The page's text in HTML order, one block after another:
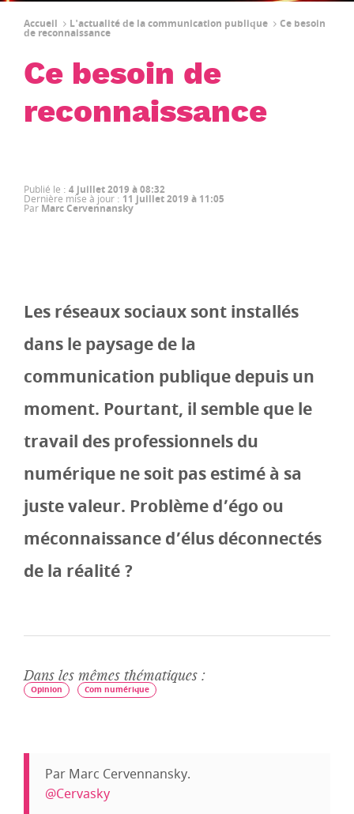
Accueil L'actualité de la communication publique Ce besoin
de reconnaissance
Ce besoin de
reconnaissance
Publié le : 4 juillet 2019 à 08:32
Dernière mise à jour : 11 juillet 2019 à 11:05
Par Marc Cervennansky
Les réseaux sociaux sont installés
dans le paysage de la
communication publique depuis un
moment. Pourtant, il semble que le
travail des professionnels du
numérique ne soit pas estimé à sa
juste valeur. Problème d’égo ou
méconnaissance d’élus déconnectés
de la réalité ?
Dans les mêmes thématiques :
Opinion Com numérique
Par Marc Cervennansky.
@Cervasky